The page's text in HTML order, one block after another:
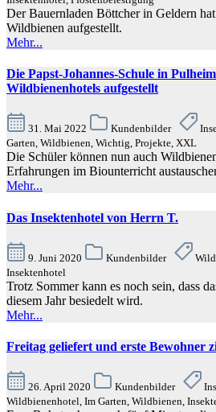
Der Bauernladen Böttcher in Geldern
Wildbienen aufgestellt.
Mehr...
Die Papst-Johannes-Schule in
Wildbienenhotels aufgestellt
31. Mai 2022 Kundenbilder
Garten, Wildbienen, Wichtig, Projekte, XXL
Die Schüler können nun auch
Erfahrungen im Biounterricht
Mehr...
Das Insektenhotel von Herrn T.
9. Juni 2020 Kundenbilder
Insektenhotel
Trotz Sommer kann es noch sein, dass
diesem Jahr besiedelt wird.
Mehr...
Freitag geliefert und erste Bewohner
26. April 2020 Kundenbilder
Wildbienenhotel, Im Garten, Wildbienen,